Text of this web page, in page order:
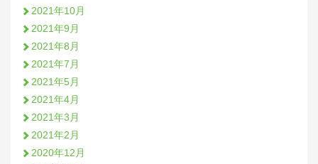
2021年10月
2021年9月
2021年8月
2021年7月
2021年5月
2021年4月
2021年3月
2021年2月
2020年12月